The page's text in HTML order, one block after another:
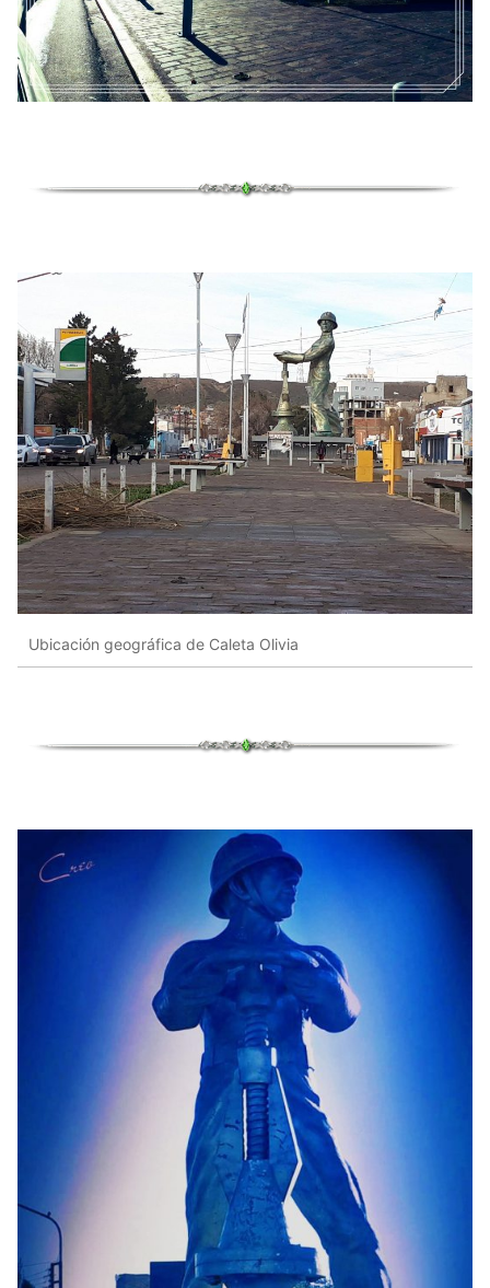
Ubicación geográfica de Caleta Olivia